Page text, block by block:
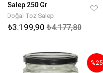
Salep 250 Gr
Doğal Toz Salep
₺3.199,90 ₺4.177,80
%25